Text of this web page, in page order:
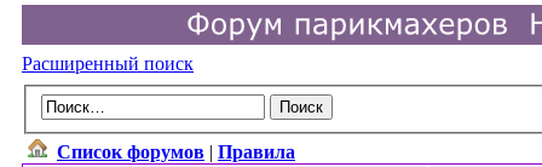
Расширенный поиск
Список форумов | Правила